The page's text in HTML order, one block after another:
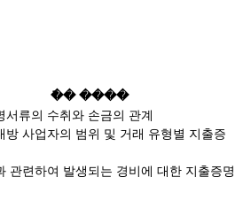
�ֿ� ����
서류의 수취와 손금의 관계
방 사업자의 범위 및 거래 유형별 지출증
관련하여 발생되는 경비에 대한 지출증명